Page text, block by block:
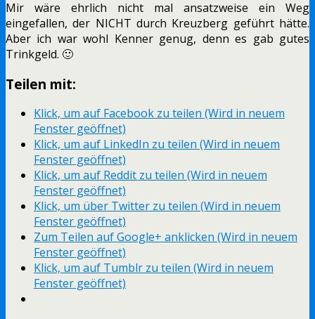
Mir wäre ehrlich nicht mal ansatzweise ein Weg
eingefallen, der NICHT durch Kreuzberg geführt hätte.
Aber ich war wohl Kenner genug, denn es gab gutes
Trinkgeld. 🙂
Teilen mit:
Klick, um auf Facebook zu teilen (Wird in neuem
Fenster geöffnet)
Klick, um auf LinkedIn zu teilen (Wird in neuem
Fenster geöffnet)
Klick, um auf Reddit zu teilen (Wird in neuem
Fenster geöffnet)
Klick, um über Twitter zu teilen (Wird in neuem
Fenster geöffnet)
Zum Teilen auf Google+ anklicken (Wird in neuem
Fenster geöffnet)
Klick, um auf Tumblr zu teilen (Wird in neuem
Fenster geöffnet)